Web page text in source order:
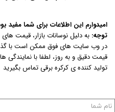
امیدوارم این اطلاعات برای شما مفید
توجه: به دلیل نوسانات بازار، قیمت
در وب سایت های فوق ممکن است با
قیمت دقیق و به روز، لطفا با
تولید کننده ی کرکره برقی تماس بگیرید